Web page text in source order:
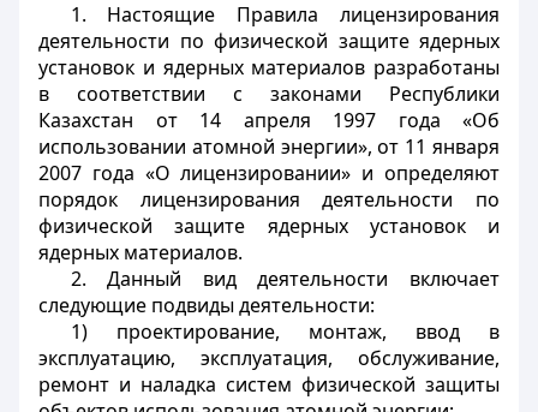
1. Настоящие Правила лицензирования
деятельности по физической защите ядерных
установок и ядерных материалов разработаны
в соответствии с законами Республики
Казахстан от 14 апреля 1997 года «Об
использовании атомной энергии», от 11 января
2007 года «О лицензировании» и определяют
порядок лицензирования деятельности по
физической защите ядерных установок и
ядерных материалов.
2. Данный вид деятельности включает
следующие подвиды деятельности:
1) проектирование, монтаж, ввод в
эксплуатацию, эксплуатация, обслуживание,
ремонт и наладка систем физической защиты